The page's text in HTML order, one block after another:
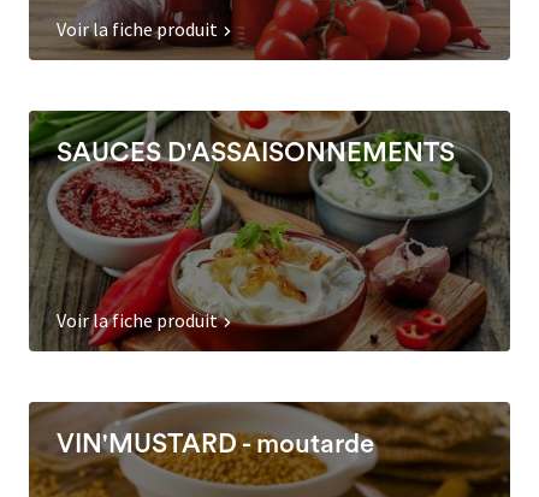
Voir la fiche produit
SAUCES D'ASSAISONNEMENTS
Voir la fiche produit
VIN'MUSTARD - moutarde